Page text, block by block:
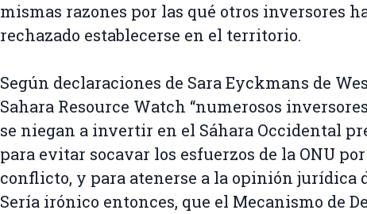
mismas razones por las qué otros inversores
rechazado establecerse en el territorio.
Según declaraciones de Sara Eyckmans de
Sahara Resource Watch “numerosos
se niegan a invertir en el Sáhara Occidental
para evitar socavar los esfuerzos de la ONU
conflicto, y para atenerse a la opinión jurídica
Sería irónico entonces, que el Mecanismo de